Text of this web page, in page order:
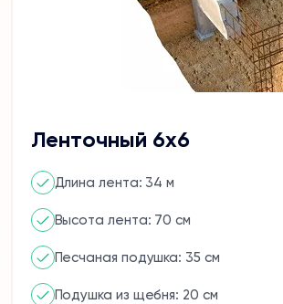
Ленточный 6х6
Длина лента: 34 м
Высота лента: 70 см
Песчаная подушка: 35 см
Подушка из щебня: 20 см